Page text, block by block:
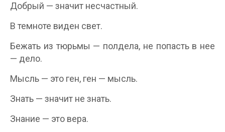
Добрый — значит несчастный.
В темноте виден свет.
Бежать из тюрьмы — полдела, не попасть в нее
— дело.
Мысль — это ген, ген — мысль.
Знать — значит не знать.
Знание — это вера.